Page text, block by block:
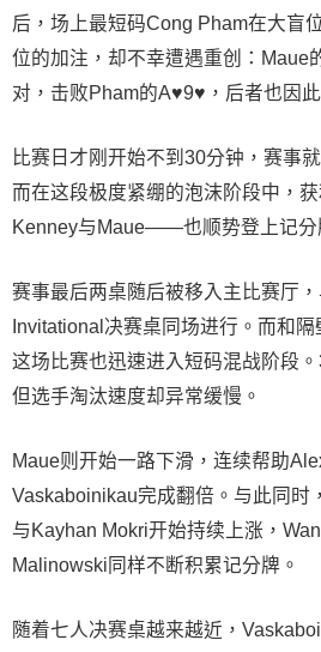
后，场上最短码Cong Pham在大盲
位的加注，却不幸遭遇重创：Maue
对，击败Pham的A♥9♥，后者也因
比赛日才刚开始不到30分钟，赛事
而在这段极度紧绷的泡沫阶段中，
Kenney与Maue——也顺势登上记分
赛事最后两桌随后被移入主比赛厅
Invitational决赛桌同场进行。而和隔
这场比赛也迅速进入短码混战阶段
但选手淘汰速度却异常缓慢。
Maue则开始一路下滑，连续帮助
Vaskaboinikau完成翻倍。与此同时
与Kayhan Mokri开始持续上涨，
Malinowski同样不断积累记分牌。
随着七人决赛桌越来越近，